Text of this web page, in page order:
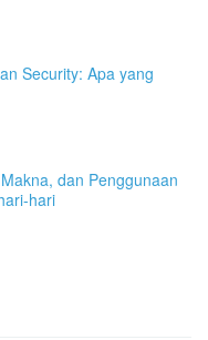
Security: Apa yang
dan Penggunaan
hari